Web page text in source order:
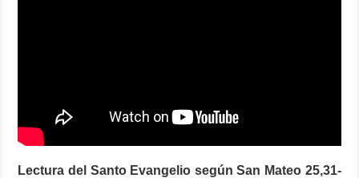
Lectura del Santo Evangelio según San Mateo 25,31-